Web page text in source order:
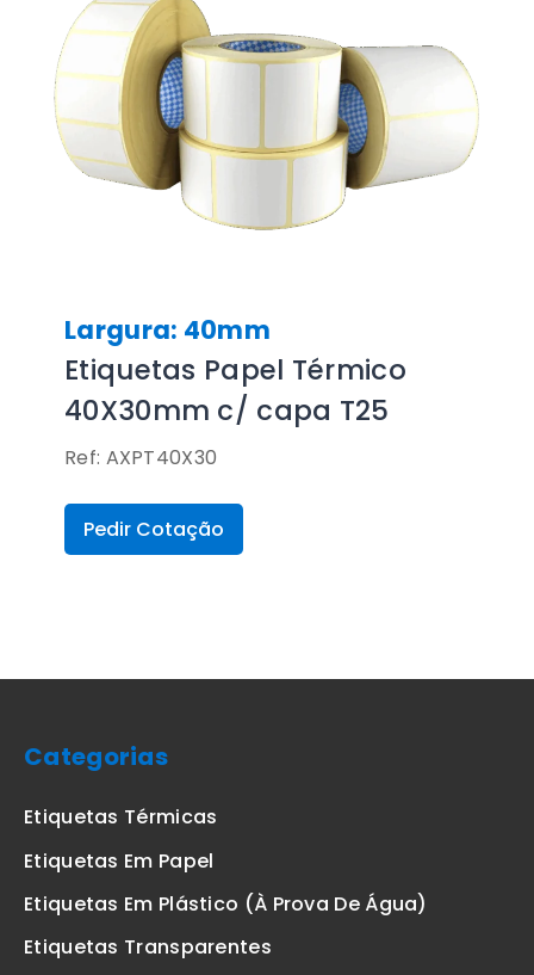
Largura: 40mm
Etiquetas Papel Térmico
40X30mm c/ capa T25
Ref: AXPT40X30
Pedir Cotação
Categorias
Etiquetas Térmicas
Etiquetas Em Papel
Etiquetas Em Plástico (à Prova De Água)
Etiquetas Transparentes